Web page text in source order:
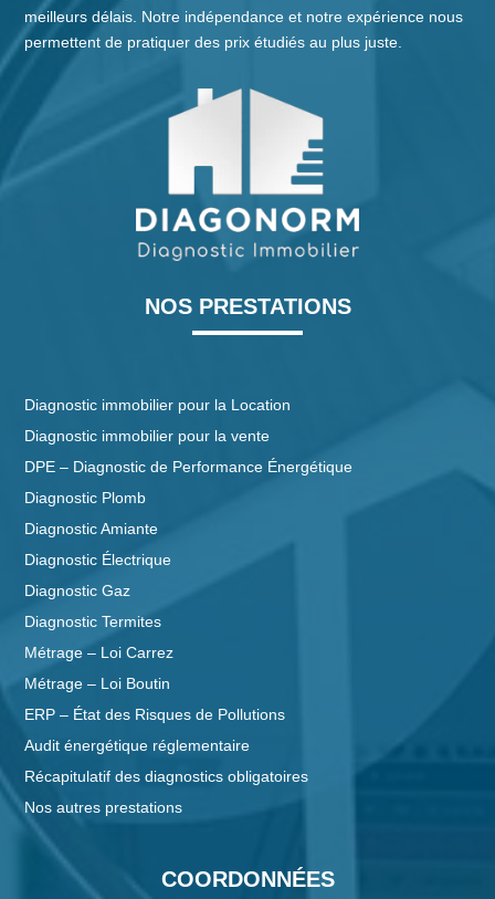
meilleurs délais. Notre indépendance et notre expérience nous
permettent de pratiquer des prix étudiés au plus juste.
NOS PRESTATIONS
Diagnostic immobilier pour la Location
Diagnostic immobilier pour la vente
DPE – Diagnostic de Performance Énergétique
Diagnostic Plomb
Diagnostic Amiante
Diagnostic Électrique
Diagnostic Gaz
Diagnostic Termites
Métrage – Loi Carrez
Métrage – Loi Boutin
ERP – État des Risques de Pollutions
Audit énergétique réglementaire
Récapitulatif des diagnostics obligatoires
Nos autres prestations
COORDONNÉES